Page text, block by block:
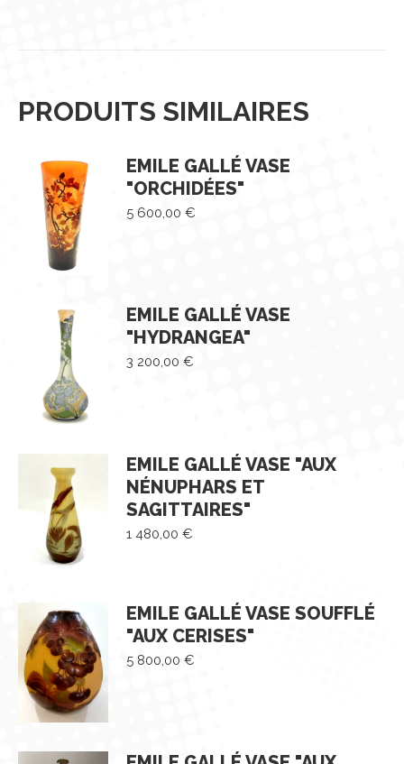
PRODUITS SIMILAIRES
EMILE GALLÉ VASE
"ORCHIDÉES"
5 600,00 €
EMILE GALLÉ VASE
"HYDRANGEA"
3 200,00 €
EMILE GALLÉ VASE "AUX
NÉNUPHARS ET
SAGITTAIRES"
1 480,00 €
EMILE GALLÉ VASE SOUFFLÉ
"AUX CERISES"
5 800,00 €